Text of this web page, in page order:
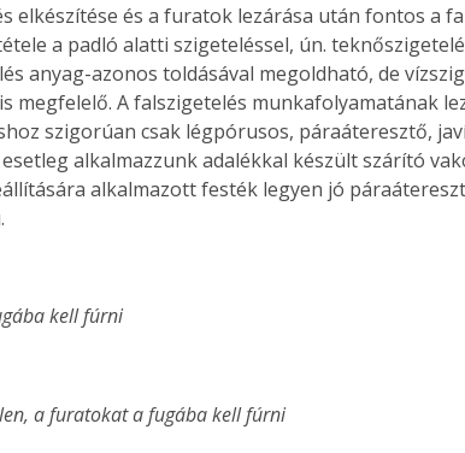
Gyógyító növények: a
természet kincsei az
elkészítése és a furatok lezárása után fontos a
a padló alatti szigeteléssel, ún.
anyag-azonos toldásával megoldható, de
megfelelő. A falszigetelés munkafolyamatának
szigorúan csak légpórusos, páraáteresztő,
alkalmazzunk adalékkal készült szárító
alkalmazott festék legyen jó
kell fúrni
a furatokat a fugába kell fúrni